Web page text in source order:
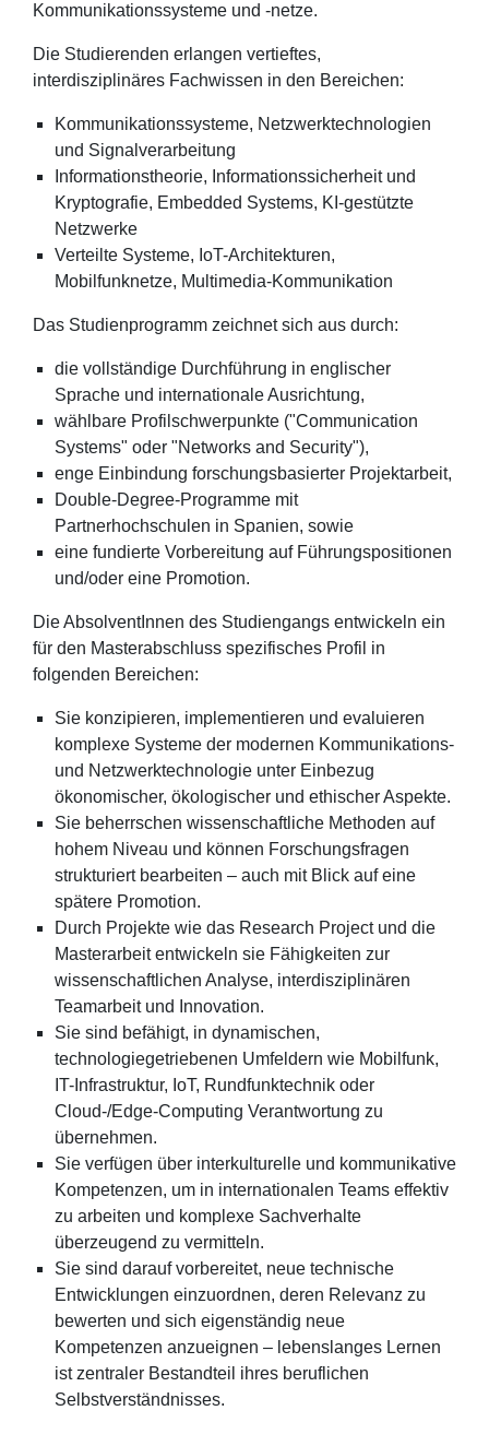
Kommunikationssysteme und -netze.
Die Studierenden erlangen vertieftes,
interdisziplinäres Fachwissen in den Bereichen:
Kommunikationssysteme, Netzwerktechnologien
und Signalverarbeitung
Informationstheorie, Informationssicherheit und
Kryptografie, Embedded Systems, KI-gestützte
Netzwerke
Verteilte Systeme, IoT-Architekturen,
Mobilfunknetze, Multimedia-Kommunikation
Das Studienprogramm zeichnet sich aus durch:
die vollständige Durchführung in englischer
Sprache und internationale Ausrichtung,
wählbare Profilschwerpunkte ("Communication
Systems" oder "Networks and Security"),
enge Einbindung forschungsbasierter Projektarbeit,
Double-Degree-Programme mit
Partnerhochschulen in Spanien, sowie
eine fundierte Vorbereitung auf Führungspositionen
und/oder eine Promotion.
Die AbsolventInnen des Studiengangs entwickeln ein
für den Masterabschluss spezifisches Profil in
folgenden Bereichen:
Sie konzipieren, implementieren und evaluieren
komplexe Systeme der modernen Kommunikations-
und Netzwerktechnologie unter Einbezug
ökonomischer, ökologischer und ethischer Aspekte.
Sie beherrschen wissenschaftliche Methoden auf
hohem Niveau und können Forschungsfragen
strukturiert bearbeiten – auch mit Blick auf eine
spätere Promotion.
Durch Projekte wie das Research Project und die
Masterarbeit entwickeln sie Fähigkeiten zur
wissenschaftlichen Analyse, interdisziplinären
Teamarbeit und Innovation.
Sie sind befähigt, in dynamischen,
technologiegetriebenen Umfeldern wie Mobilfunk,
IT-Infrastruktur, IoT, Rundfunktechnik oder
Cloud-/Edge-Computing Verantwortung zu
übernehmen.
Sie verfügen über interkulturelle und kommunikative
Kompetenzen, um in internationalen Teams effektiv
zu arbeiten und komplexe Sachverhalte
überzeugend zu vermitteln.
Sie sind darauf vorbereitet, neue technische
Entwicklungen einzuordnen, deren Relevanz zu
bewerten und sich eigenständig neue
Kompetenzen anzueignen – lebenslanges Lernen
ist zentraler Bestandteil ihres beruflichen
Selbstverständnisses.